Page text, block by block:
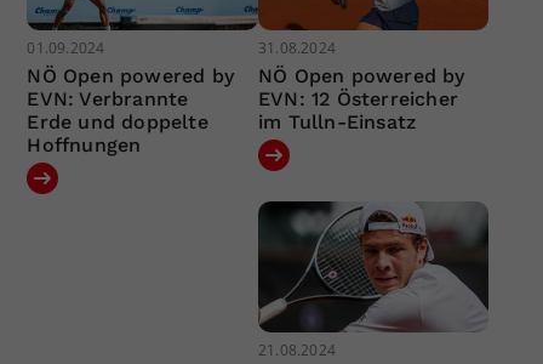
01.09.2024
NÖ Open powered by
EVN: Verbrannte
Erde und doppelte
Hoffnungen
31.08.2024
NÖ Open powered by
EVN: 12 Österreicher
im Tulln-Einsatz
21.08.2024